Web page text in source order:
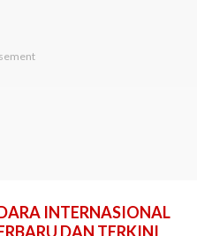
INTERNASIONAL
DAN TERKINI